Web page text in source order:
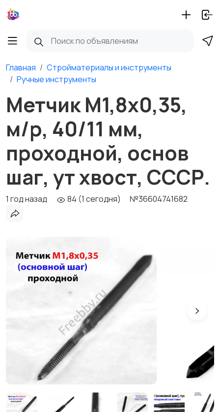
Главная
Стройматериалы и инструменты
Ручные инструменты
Метчик М1,8х0,35,
м/р, 40/11 мм,
проходной, основ
шаг, ут хвост, СССР.
1 год назад 84 (1 сегодня) №36604741682